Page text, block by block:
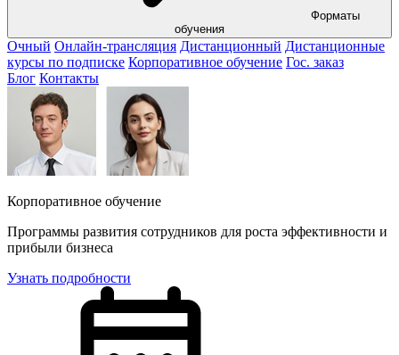
обучения
Очный Онлайн-трансляция Дистанционный Дистанционные
курсы по подписке Корпоративное обучение Гос. заказ
Блог Контакты
Корпоративное обучение
Программы развития сотрудников для роста эффективности и
прибыли бизнеса
Узнать подробности